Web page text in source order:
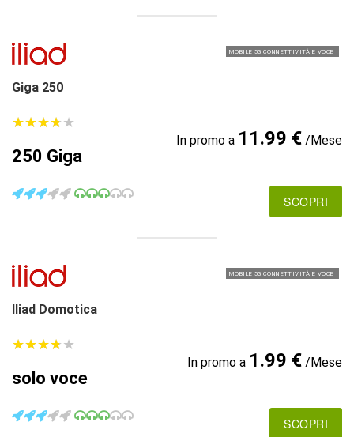
MOBILE 5G CONNETTIVITÀ E VOCE
Giga 250
★★★★★
★★★★★
250 Giga
In promo a 11.99 €/Mese
SCOPRI
MOBILE 5G CONNETTIVITÀ E VOCE
Iliad Domotica
★★★★★
★★★★★
solo voce
In promo a 1.99 €/Mese
SCOPRI